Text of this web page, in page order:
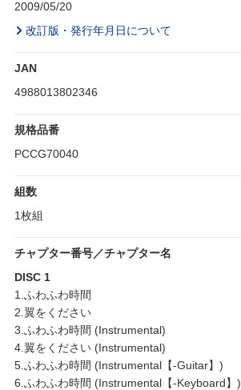
2009/05/20
改訂版・発行年月日について
JAN
4988013802346
規格品番
PCCG70040
組数
1枚組
チャプター番号／チャプター名
DISC 1
1.ふわふわ時間
2.翼をください
3.ふわふわ時間 (Instrumental)
4.翼をください (Instrumental)
5.ふわふわ時間 (Instrumental【-Guitar】)
6.ふわふわ時間 (Instrumental【-Keyboard】)